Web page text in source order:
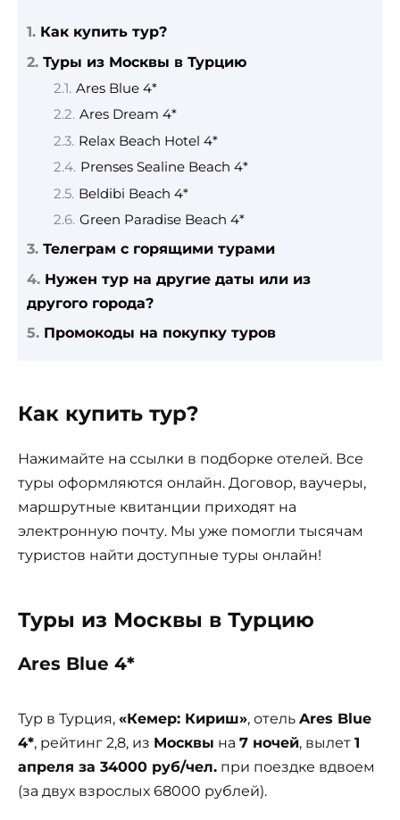
Как купить тур?
Туры из Москвы в Турцию
Ares Blue 4*
Ares Dream 4*
Relax Beach Hotel 4*
Prenses Sealine Beach 4*
Beldibi Beach 4*
Green Paradise Beach 4*
Телеграм с горящими турами
Нужен тур на другие даты или из
другого города?
Промокоды на покупку туров
Как купить тур?
Нажимайте на ссылки в подборке отелей. Все
туры оформляются онлайн. Договор, ваучеры,
маршрутные квитанции приходят на
электронную почту. Мы уже помогли тысячам
туристов найти доступные туры онлайн!
Туры из Москвы в Турцию
Ares Blue 4*
Тур в Турция, «Кемер: Кириш», отель Ares Blue
4*, рейтинг 2,8, из Москвы на 7 ночей, вылет 1
апреля за 34000 руб/чел. при поездке вдвоем
(за двух взрослых 68000 рублей).